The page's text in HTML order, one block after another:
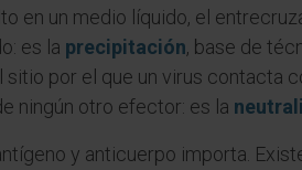
en un medio líquido, el
es la precipitación, base de
por el que un virus contacta
ningún otro efector: es la
y anticuerpo importa.